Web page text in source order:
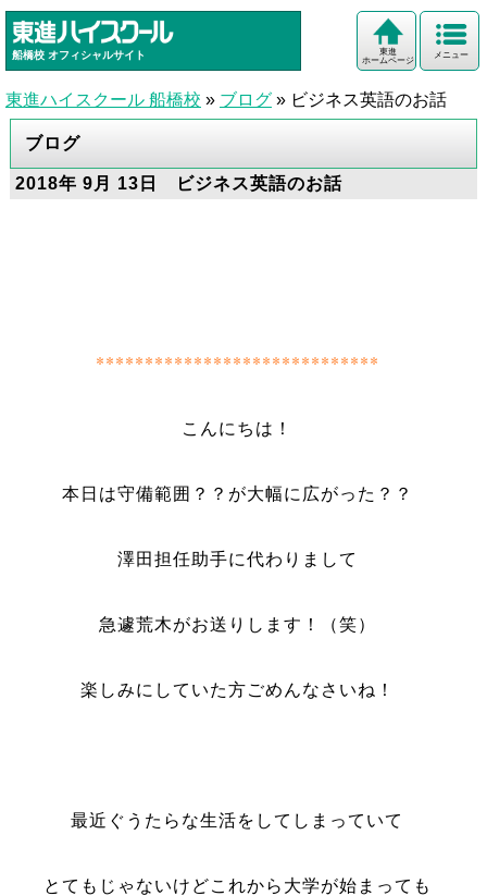
船橋校 オフィシャルサイト メニュー
東進
ホームページ
東進ハイスクール 船橋校 » ブログ » ビジネス英語のお話
ブログ
2018年 9月 13日 ビジネス英語のお話
*****************************
こんにちは！
本日は守備範囲？？が大幅に広がった？？
澤田担任助手に代わりまして
急遽荒木がお送りします！（笑）
楽しみにしていた方ごめんなさいね！
最近ぐうたらな生活をしてしまっていて
とてもじゃないけどこれから大学が始まっても